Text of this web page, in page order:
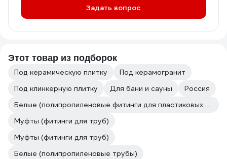
Задать вопрос
Этот товар из подборок
Под керамическую плитку
Под керамогранит
Под клинкерную плитку
Для бани и сауны
Россия
Белые (полипропиленовые фитинги для пластиковых труб)
Муфты (фитинги для труб)
Муфты (фитинги для труб)
Белые (полипропиленовые трубы)